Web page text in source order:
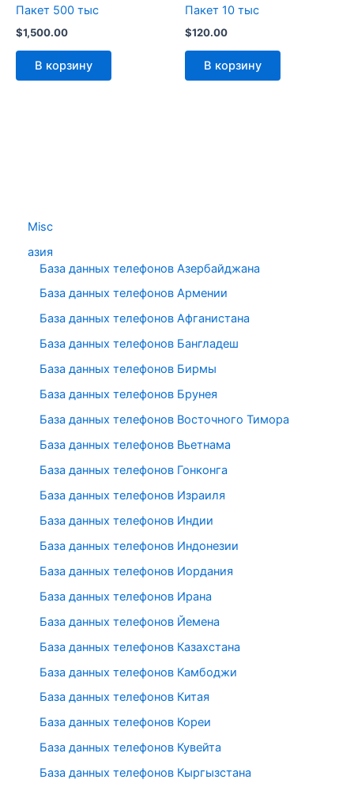
Misc
азия
База данных телефонов Азербайджана
База данных телефонов Армении
База данных телефонов Афганистана
База данных телефонов Бангладеш
База данных телефонов Бирмы
База данных телефонов Брунея
База данных телефонов Восточного Тимора
База данных телефонов Вьетнама
База данных телефонов Гонконга
База данных телефонов Израиля
База данных телефонов Индии
База данных телефонов Индонезии
База данных телефонов Иордания
База данных телефонов Ирана
База данных телефонов Йемена
База данных телефонов Казахстана
База данных телефонов Камбоджи
База данных телефонов Китая
База данных телефонов Кореи
База данных телефонов Кувейта
База данных телефонов Кыргызстана
Пакет 500 тыс
$1,500.00
В корзину
Пакет 10 тыс
$120.00
В корзину